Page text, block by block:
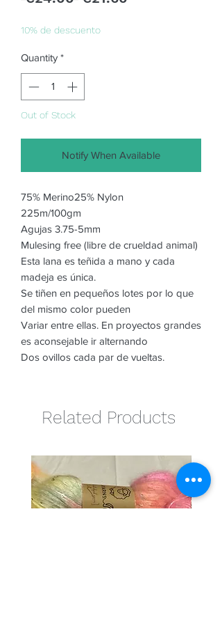
10% de descuento
Quantity *
Out of Stock
Notify When Available
75% Merino25% Nylon
225m/100gm
Agujas 3.75-5mm
Mulesing free (libre de crueldad animal)
Esta lana es teñida a mano y cada
madeja es única.
Se tiñen en pequeños lotes por lo que
del mismo color pueden
Variar entre ellas. En proyectos grandes
es aconsejable ir alternando
Dos ovillos cada par de vueltas.
Related Products